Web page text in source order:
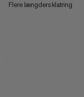
Flere længders klatring